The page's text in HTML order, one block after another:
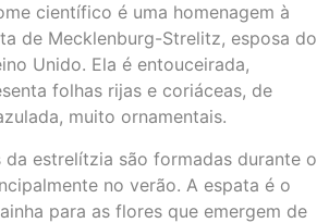
científico é uma homenagem à
de Mecklenburg-Strelitz, esposa do
Unido. Ela é entouceirada,
folhas rijas e coriáceas, de
muito ornamentais.
da estrelítzia são formadas durante o
no verão. A espata é o
para as flores que emergem de